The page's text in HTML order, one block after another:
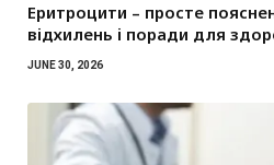
Еритроцити – просте
відхилень і поради для
JUNE 30, 2026